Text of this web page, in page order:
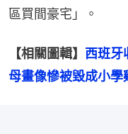
區買間豪宅」。
【相關圖輯】 西班牙
母畫像慘被毀成小學